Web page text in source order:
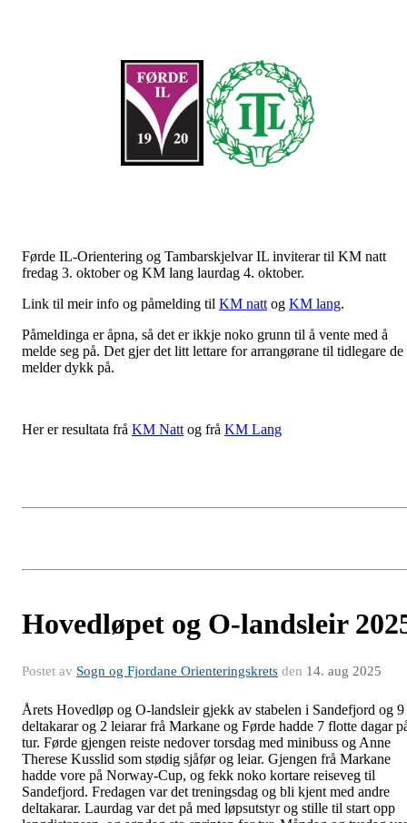
Førde IL-Orientering og Tambarskjelvar IL inviterar til KM natt
fredag 3. oktober og KM lang laurdag 4. oktober.
Link til meir info og påmelding til KM natt og KM lang.
Påmeldinga er åpna, så det er ikkje noko grunn til å vente med å
melde seg på. Det gjer det litt lettare for arrangørane til tidlegare de
melder dykk på.
Her er resultata frå KM Natt og frå KM Lang
Hovedløpet og O-landsleir
Postet av Sogn og Fjordane Orienteringskrets den 14. aug 2025
Årets Hovedløp og O-landsleir gjekk av stabelen i Sandefjord og 9
deltakarar og 2 leiarar frå Markane og Førde hadde 7 flotte dagar
tur. Førde gjengen reiste nedover torsdag med minibuss og Anne
Therese Kusslid som stødig sjåfør og leiar. Gjengen frå Markane
hadde vore på Norway-Cup, og fekk noko kortare reiseveg til
Sandefjord. Fredagen var det treningsdag og bli kjent med andre
deltakarar. Laurdag var det på med løpsutstyr og stille til start opp